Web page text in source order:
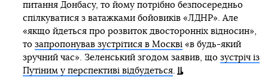
питання Донбасу, то йому потрібно безпосередньо
спілкуватися з ватажками бойовиків «ЛДНР». Але
«якщо йдеться про розвиток двосторонніх відносин»,
то запропонував зустрітися в Москві«в будь-який
зручний час». Зеленський згодом заявив, що зустріч із
Путіним у перспективі відбудеться.